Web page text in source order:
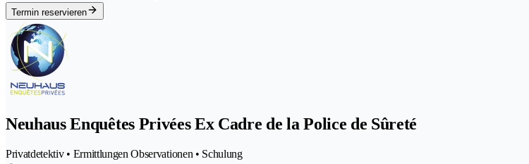
Termin reservieren
Neuhaus Enquêtes Privées Ex Cadre de la Police de Sûreté
Privatdetektiv • Ermittlungen Observationen • Schulung